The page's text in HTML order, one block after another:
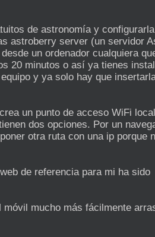
de astronomía y
astroberry server (un servidor
un ordenador cualquiera
20 minutos o así ya tienes
y ya solo hay que
un punto de acceso WiFi
dos opciones. Por un
otra ruta con una ip porque
de referencia para mi ha sido
mucho más fácilmente